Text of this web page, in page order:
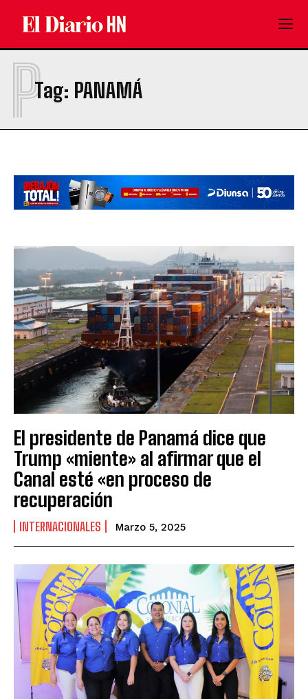
Tag: PANAMÁ
P
El presidente de Panamá dice que
Trump «miente» al afirmar que el
Canal esté «en proceso de
recuperación
INTERNACIONALES Marzo 5, 2025